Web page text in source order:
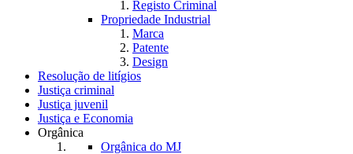
Registo Criminal
Propriedade Industrial
Marca
Patente
Design
Resolução de litígios
Justiça criminal
Justiça juvenil
Justiça e Economia
Orgânica
Orgânica do MJ